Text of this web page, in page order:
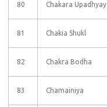
80 Chakara Upadhyay
81 Chakia Shukl
82 Chakra Bodha
83 Chamainiya